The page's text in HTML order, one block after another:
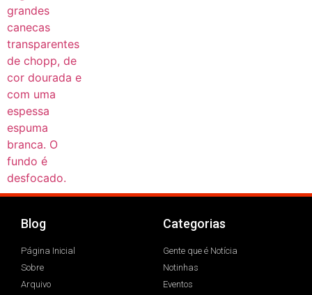
Blog
Página Inicial
Sobre
Arquivo
Categorias
Gente que é Notícia
Notinhas
Eventos